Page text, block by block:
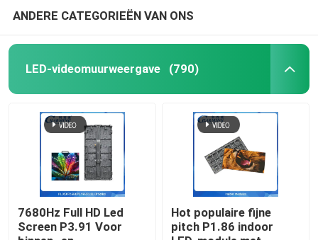
ANDERE CATEGORIEËN VAN ONS
LED-videomuurweergave (790)
7680Hz Full HD Led
Screen P3.91 Voor
Hot populaire fijne
pitch P1.86 indoor